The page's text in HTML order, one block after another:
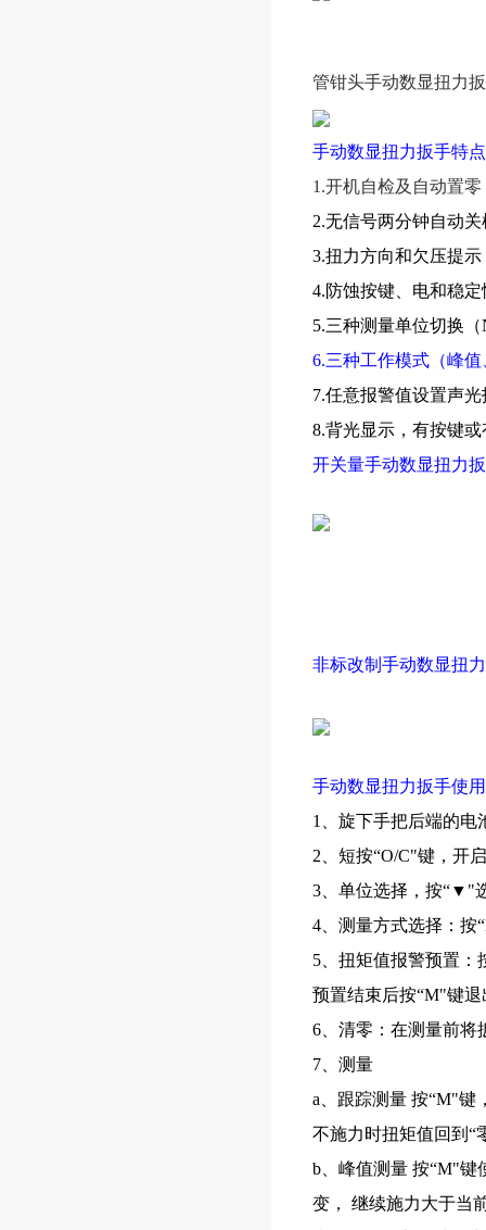
管钳头手动数显扭力
手动数显扭力扳手特
1.开机自检及自动置零
2.无信号两分钟自动
3.扭力方向和欠压提示
4.防蚀按键、电和稳
5.三种测量单位切换（
6.三种工作模式（峰
7.任意报警值设置声
8.背光显示，有按键
开关量手动数显扭力
非标改制手动数显扭
手动数显扭力扳手使
1、旋下手把后端的
2、短按“O/C"键，开
3、单位选择，按“▼"
4、测量方式选择：按“
5、扭矩值报警预置：
预置结束后按“M"键退
6、清零：在测量前将
7、测量
a、跟踪测量 按“M"键
不施力时扭矩值回到“
b、峰值测量 按“M"键
变， 继续施力大于当